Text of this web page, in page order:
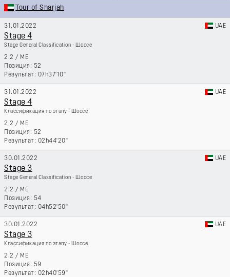
Tour of Sharjah
31.01.2022 UAE
Stage 4
Stage General Classification - Шоссе
2.2 / ME
52
07h37'10''
31.01.2022 UAE
Stage 4
Классификация по этапу - Шоссе
2.2 / ME
52
02h44'20''
30.01.2022 UAE
Stage 3
Stage General Classification - Шоссе
2.2 / ME
54
04h52'50''
30.01.2022 UAE
Stage 3
Классификация по этапу - Шоссе
2.2 / ME
59
02h40'59''